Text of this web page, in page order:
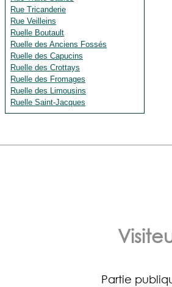
Rue Tricanderie
Rue Veilleins
Ruelle Boutault
Ruelle des Anciens Fossés
Ruelle des Capucins
Ruelle des Crottays
Ruelle des Fromages
Ruelle des Limousins
Ruelle Saint-Jacques
Partie